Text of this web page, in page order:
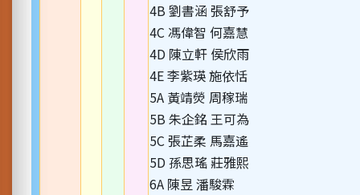
4B 劉書涵 張舒予
4C 馮偉智 何嘉慧
4D 陳立軒 侯欣雨
4E 李紫瑛 施依恬
5A 黃靖熒 周稼瑞
5B 朱企銘 王可為
5C 張芷柔 馬嘉遙
5D 孫思瑤 莊雅熙
6A 陳昱 潘駿霖